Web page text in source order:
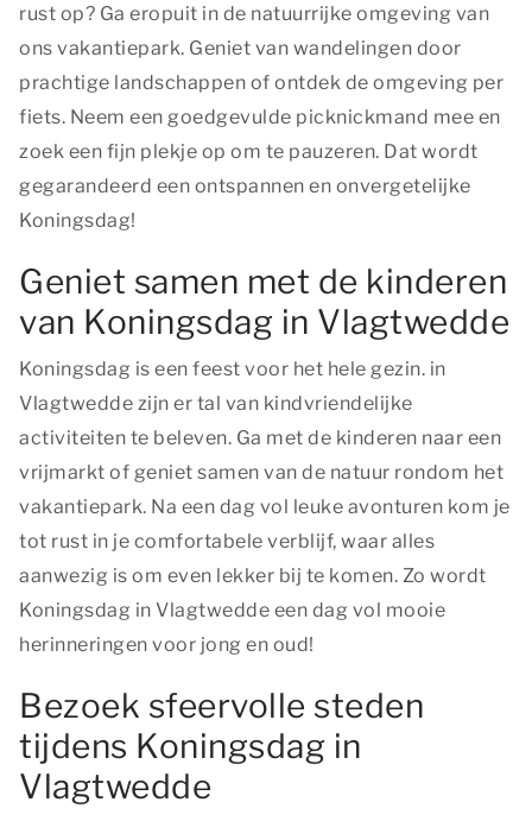
rust op? Ga eropuit in de natuurrijke omgeving van
ons vakantiepark. Geniet van wandelingen door
prachtige landschappen of ontdek de omgeving per
fiets. Neem een goedgevulde picknickmand mee en
zoek een fijn plekje op om te pauzeren. Dat wordt
gegarandeerd een ontspannen en onvergetelijke
Koningsdag!
Geniet samen met de kinderen
van Koningsdag in Vlagtwedde
Koningsdag is een feest voor het hele gezin. in
Vlagtwedde zijn er tal van kindvriendelijke
activiteiten te beleven. Ga met de kinderen naar een
vrijmarkt of geniet samen van de natuur rondom het
vakantiepark. Na een dag vol leuke avonturen kom je
tot rust in je comfortabele verblijf, waar alles
aanwezig is om even lekker bij te komen. Zo wordt
Koningsdag in Vlagtwedde een dag vol mooie
herinneringen voor jong en oud!
Bezoek sfeervolle steden
tijdens Koningsdag in
Vlagtwedde